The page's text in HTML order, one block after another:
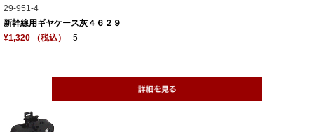
29-951-4
新幹線用ギヤケース灰４６２９
¥1,320 （税込）
5